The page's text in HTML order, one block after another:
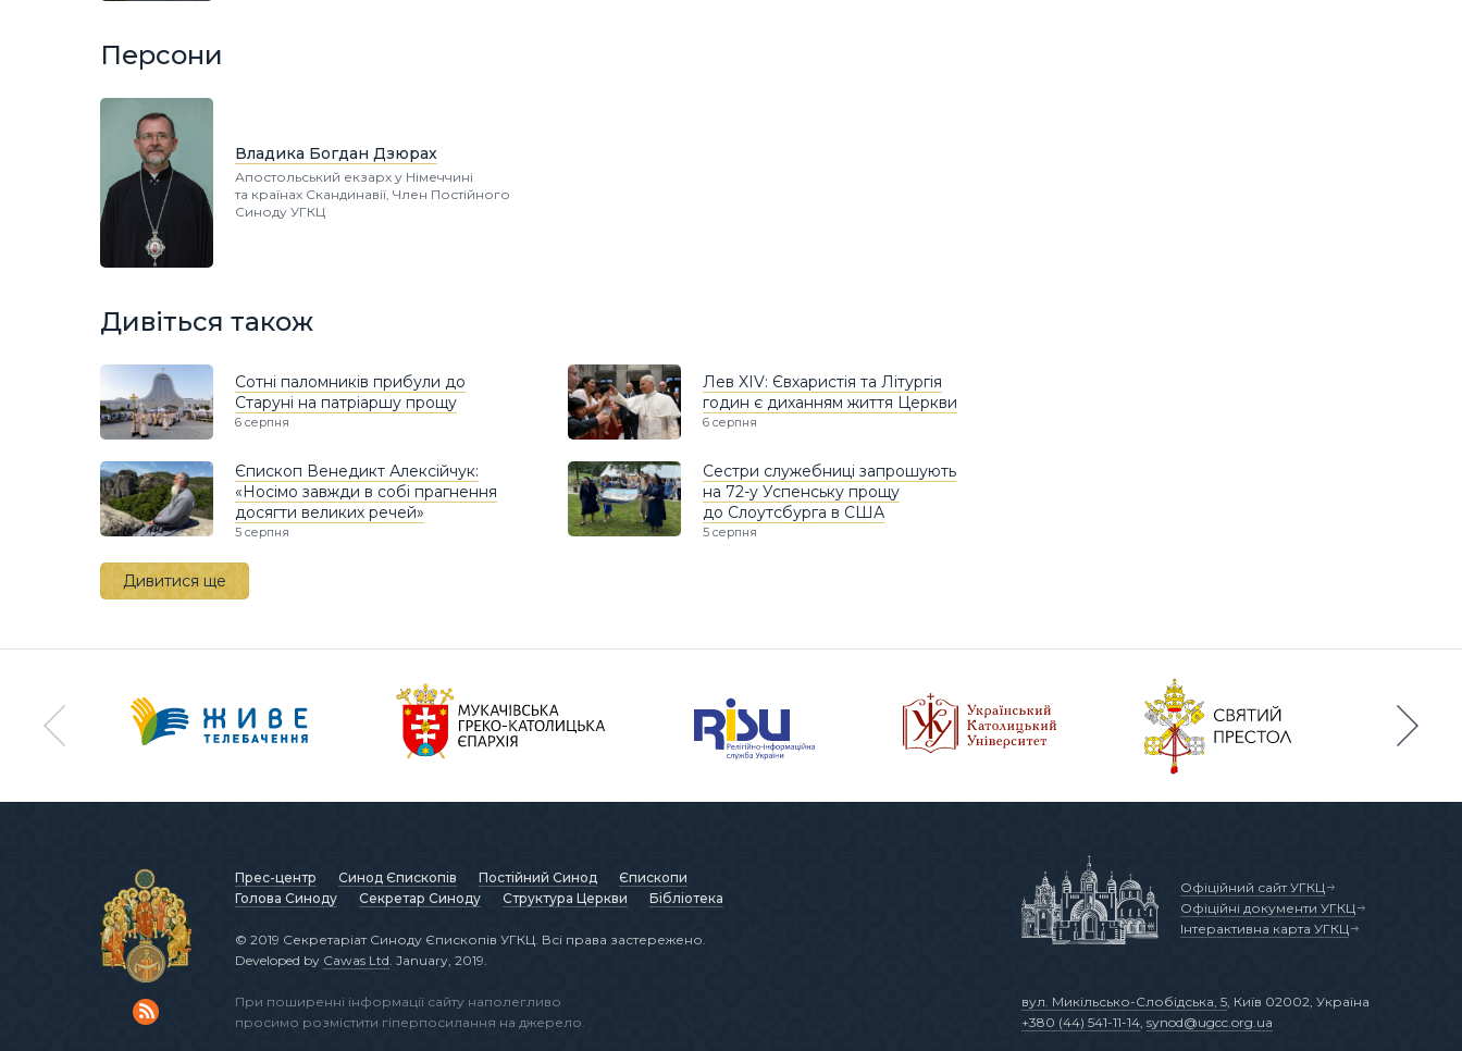
Персони
Владика Богдан Дзюрах
Апостольський екзарх у Німеччині
та країнах Скандинавії, Член Постійного
Синоду УГКЦ
Дивіться також
Сотні паломників прибули до
Старуні на патріаршу прощу
6 серпня
Лев XIV: Євхаристія та Літургія
годин є диханням життя Церкви
6 серпня
Єпископ Венедикт Алексійчук:
«Носімо завжди в собі прагнення
досягти великих речей»
5 серпня
Сестри служебниці запрошують
на 72-у Успенську прощу
до Слоутсбурга в США
5 серпня
Дивитися ще
Прес-центр Синод Єпископів Постійний Синод
Єпископи
Голова Синоду
Секретар Синоду Структура Церкви Бібліотека
вул. Микільсько-Слобідська, 5 , Київ 02002, Україна
+380 (44) 541-11-14 synod@ugcc.org.ua
Офіційний сайт УГКЦ
Офіційні документи УГКЦ
Інтерактивна карта УГКЦ
© 2019 Секретаріат Синоду Єпископів УГКЦ. Всі права застережено.
Developed by Cawas Ltd . January, 2019.
При поширенні інформації сайту наполегливо
просимо розмістити гіперпосилання на джерело.